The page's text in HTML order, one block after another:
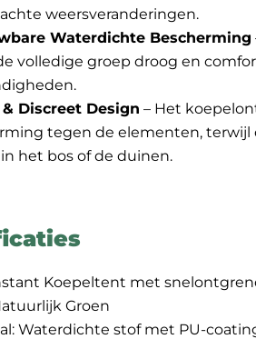
weersveranderingen.
Waterdichte Bescherming
volledige groep droog en
Discreet Design – Het
tegen de elementen, terwijl
het bos of de duinen.
Koepeltent met
Groen
Waterdichte stof met PU-